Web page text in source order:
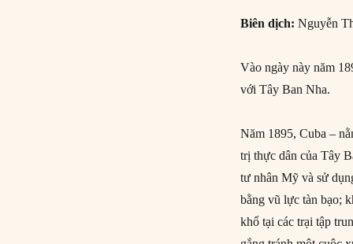
Biên dịch: Nguyễn
Vào ngày này năm
với Tây Ban Nha.
Năm 1895, Cuba –
trị thực dân của Tây
tư nhân Mỹ và sử
bằng vũ lực tàn bạo;
khổ tại các trại tập